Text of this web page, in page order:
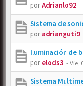
porAdrianlo92 -
Sistema de
por adrianguti9
Iluminación de
por elods3 -Vie,
Sistema